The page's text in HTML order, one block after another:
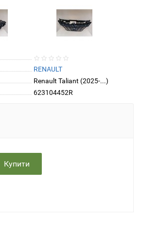
RENAULT
Renault Taliant (2025-...)
623104452R
Купити